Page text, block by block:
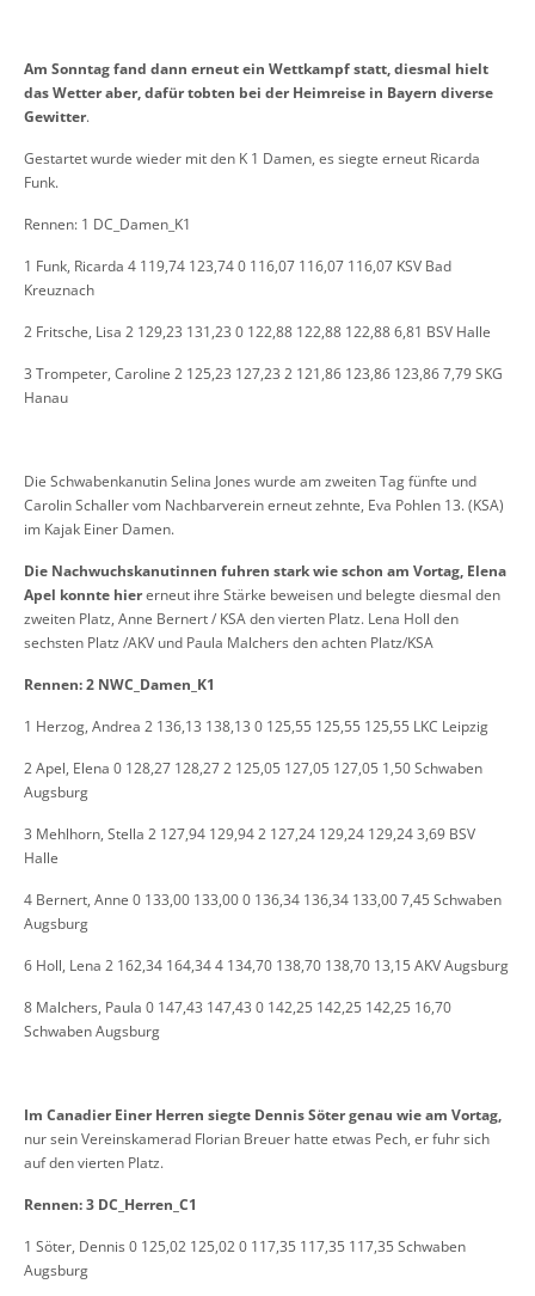
Am Sonntag fand dann erneut ein Wettkampf statt, diesmal hielt
das Wetter aber, dafür tobten bei der Heimreise in Bayern diverse
Gewitter.
Gestartet wurde wieder mit den K 1 Damen, es siegte erneut Ricarda
Funk.
Rennen: 1 DC_Damen_K1
1 Funk, Ricarda 4 119,74 123,74 0 116,07 116,07 116,07 KSV Bad
Kreuznach
2 Fritsche, Lisa 2 129,23 131,23 0 122,88 122,88 122,88 6,81 BSV Halle
3 Trompeter, Caroline 2 125,23 127,23 2 121,86 123,86 123,86 7,79 SKG
Hanau
Die Schwabenkanutin Selina Jones wurde am zweiten Tag fünfte und
Carolin Schaller vom Nachbarverein erneut zehnte, Eva Pohlen 13. (KSA)
im Kajak Einer Damen.
Die Nachwuchskanutinnen fuhren stark wie schon am Vortag, Elena
Apel konnte hiererneut ihre Stärke beweisen und belegte diesmal den
zweiten Platz, Anne Bernert / KSA den vierten Platz. Lena Holl den
sechsten Platz /AKV und Paula Malchers den achten Platz/KSA
Rennen: 2 NWC_Damen_K1
1 Herzog, Andrea 2 136,13 138,13 0 125,55 125,55 125,55 LKC Leipzig
2 Apel, Elena 0 128,27 128,27 2 125,05 127,05 127,05 1,50 Schwaben
Augsburg
3 Mehlhorn, Stella 2 127,94 129,94 2 127,24 129,24 129,24 3,69 BSV
Halle
4 Bernert, Anne 0 133,00 133,00 0 136,34 136,34 133,00 7,45 Schwaben
Augsburg
6 Holl, Lena 2 162,34 164,34 4 134,70 138,70 138,70 13,15 AKV Augsburg
8 Malchers, Paula 0 147,43 147,43 0 142,25 142,25 142,25 16,70
Schwaben Augsburg
Im Canadier Einer Herren siegte Dennis Söter genau wie am Vortag,
nur sein Vereinskamerad Florian Breuer hatte etwas Pech, er fuhr sich
auf den vierten Platz.
Rennen: 3 DC_Herren_C1
1 Söter, Dennis 0 125,02 125,02 0 117,35 117,35 117,35 Schwaben
Augsburg